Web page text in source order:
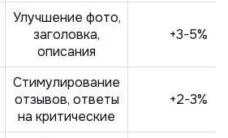
Улучшение фото,
заголовка,
описания
+3-5%
Стимулирование
отзывов, ответы
на критические
+2-3%
Отправить заявкуПередать анкету